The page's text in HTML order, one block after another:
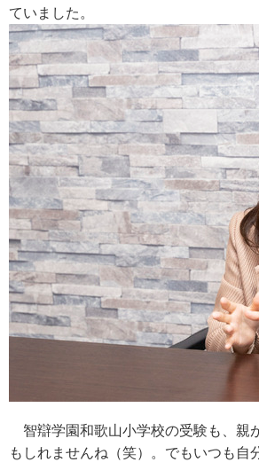
ていました。
智辯学園和歌山小学校の受験も、親
もしれませんね（笑）。でもいつも自